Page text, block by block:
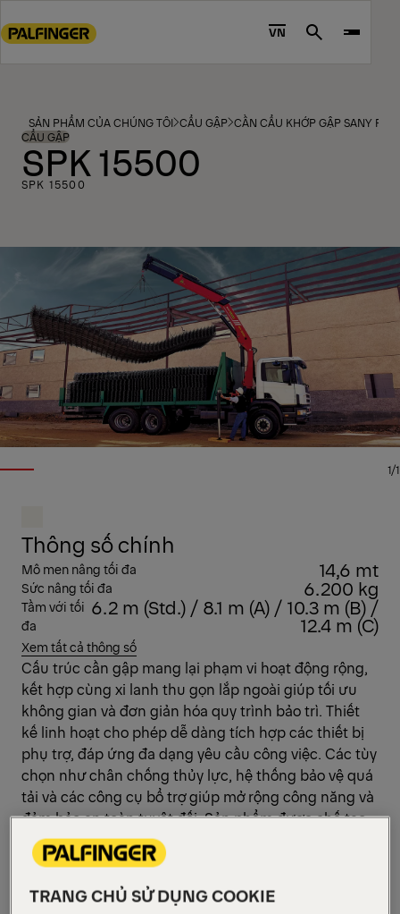
to
footer
content
VN Search
SẢN PHẨM CỦA CHÚNG TÔI CẨU GẬP CẦN CẨU KHỚP GẬP SANY
CẨU GẬP
SPK 15500
SPK 15500
1/1
Thông số chính
Mô men nâng tối đa 14,6 mt
Sức nâng tối đa 6.200 kg
Tầm với tối
đa
6.2 m (Std.) / 8.1 m (A) / 10.3 m (B) /
12.4 m (C)
Xem tất cả thông số
Cấu trúc cần gập mang lại phạm vi hoạt động rộng,
kết hợp cùng xi lanh thu gọn lắp ngoài giúp tối ưu
không gian và đơn giản hóa quy trình bảo trì. Thiết
kế linh hoạt cho phép dễ dàng tích hợp các thiết bị
phụ trợ, đáp ứng đa dạng yêu cầu công việc. Các tùy
chọn như chân chống thủy lực, hệ thống bảo vệ quá
tải và các công cụ bổ trợ giúp mở rộng công năng và
đảm bảo an toàn tuyệt đối. Sản phẩm được chế tạo
để vận hành linh hoạt trong nhiều lĩnh vực: Phòng
cháy chữa cháy, Khai thác dầu khí, Vận tải & Kho vận,
Cơ sở hạ tầng, Khu vực công, cũng như Đo lường và
Hiệu chuẩn.
TRANG CHỦ SỬ DỤNG COOKIE